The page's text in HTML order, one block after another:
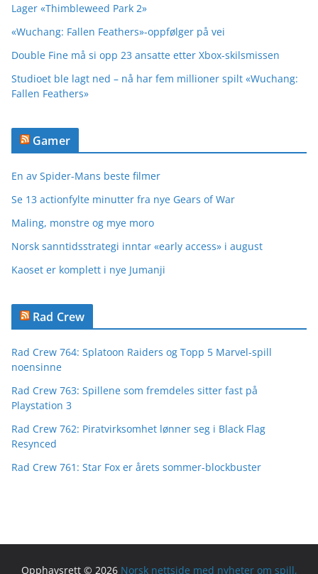
Lager «Thimbleweed Park 2»
«Wuchang: Fallen Feathers»-oppfølger på vei
Double Fine må si opp 23 ansatte etter Xbox-skilsmissen
Studioet ble lagt ned – nå har fem millioner spilt «Wuchang:
Fallen Feathers»
Gamer
En av Spider-Mans beste filmer
Se 13 actionfylte minutter fra nye Gears of War
Maling, monstre og mye moro
Norsk sanntidsstrategi inntar «early access» i august
Kaoset er komplett i nye Jumanji
Rad Crew
Rad Crew 764: Splatoon Raiders og Topp 5 Marvel-spill
noensinne
Rad Crew 763: Spillene som fremdeles sitter fast på
Playstation 3
Rad Crew 762: Piratvirksomhet lønner seg i Black Flag
Resynced
Rad Crew 761: Star Fox er årets sommer-blockbuster
Opphavsrett © 2026 Norsk nettside med nyheter om spill,